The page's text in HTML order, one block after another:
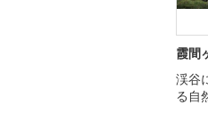
霞間
渓谷
る自